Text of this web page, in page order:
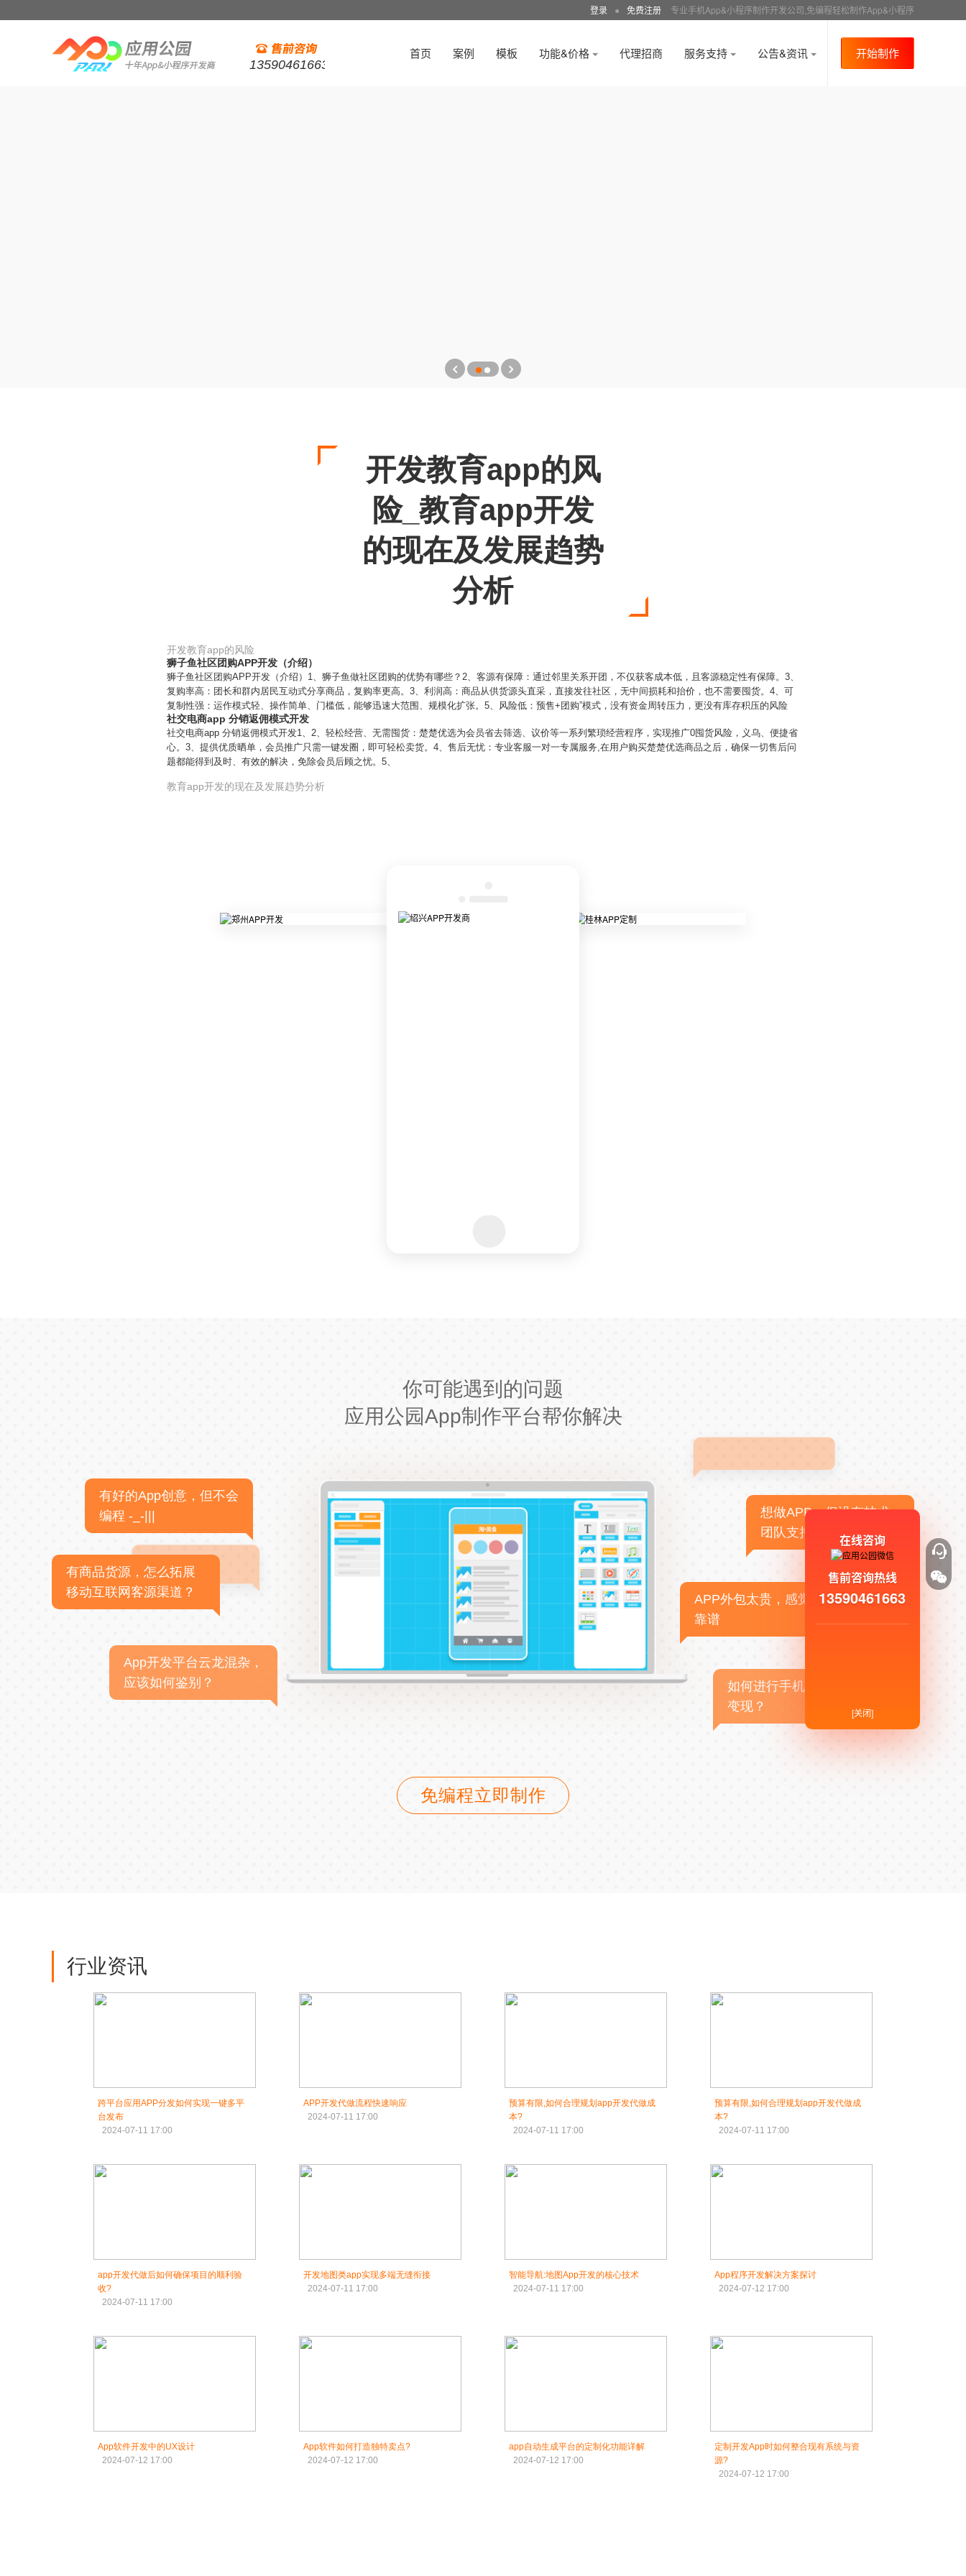
登录 ● 免费注册 专业手机App&小程序制作开发公司,免编程轻松制作App&小程序
13590461663
首页 案例 模板 功能&价格 代理招商 服务支持 公告&资讯 开始制作
开发教育app的风
险_教育app开发
的现在及发展趋势
分析
开发教育app的风险
狮子鱼社区团购APP开发（介绍）
狮子鱼社区团购APP开发（介绍）1、狮子鱼做社区团购的优势有哪些？2、客源有保障：通过邻里关系开团，不仅获客成本低，且客源稳定性有保障。3、
复购率高：团长和群内居民互动式分享商品，复购率更高。3、利润高：商品从供货源头直采，直接发往社区，无中间损耗和抬价，也不需要囤货。4、可
复制性强：运作模式轻、操作简单、门槛低，能够迅速大范围、规模化扩张。5、风险低：预售+团购”模式，没有资金周转压力，更没有库存积压的风险
社交电商app 分销返佣模式开发
社交电商app 分销返佣模式开发1、2、轻松经营、无需囤货：楚楚优选为会员省去筛选、议价等一系列繁琐经营程序，实现推广0囤货风险，义乌、便捷省
心。3、提供优质晒单，会员推广只需一键发圈，即可轻松卖货。4、售后无忧：专业客服一对一专属服务,在用户购买楚楚优选商品之后，确保一切售后问
题都能得到及时、有效的解决，免除会员后顾之忧。5、
教育app开发的现在及发展趋势分析
你可能遇到的问题
应用公园App制作平台帮你解决
有好的App创意，但不会
编程 -_-|||
有商品货源，怎么拓展
移动互联网客源渠道？
App开发平台云龙混杂，
应该如何鉴别？
想做APP，但没有技术
团队支持
APP外包太贵，感觉不
靠谱
如何进行手机APP商业
变现？
免编程立即制作
行业资讯
跨平台应用APP分发如何实现一键多平
台发布
2024-07-11 17:00
APP开发代做流程快速响应
2024-07-11 17:00
预算有限,如何合理规划app开发代做成
本?
2024-07-11 17:00
预算有限,如何合理规划app开发代做成
本?
2024-07-11 17:00
app开发代做后如何确保项目的顺利验
收?
2024-07-11 17:00
开发地图类app实现多端无缝衔接
2024-07-11 17:00
智能导航:地图App开发的核心技术
2024-07-11 17:00
App程序开发解决方案探讨
2024-07-12 17:00
App软件开发中的UX设计
2024-07-12 17:00
App软件如何打造独特卖点?
2024-07-12 17:00
app自动生成平台的定制化功能详解
2024-07-12 17:00
定制开发App时如何整合现有系统与资
源?
2024-07-12 17:00
在线咨询
售前咨询热线
13590461663
[关闭]